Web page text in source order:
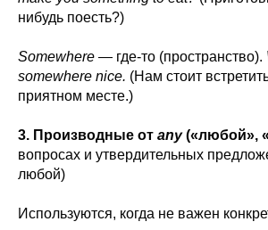
нибудь поесть?)
Somewhere — где-то (пространство).
somewhere nice. (Нам стоит
приятном месте.)
3. Производные от any(«любой»,
вопросах и утвердительных
любой)
Используются, когда не важен